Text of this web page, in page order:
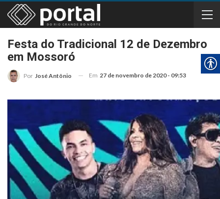
Festa do Tradicional 12 de Dezembro
em Mossoró
Por José Antônio Em 27 de novembro de 2020 - 09:53